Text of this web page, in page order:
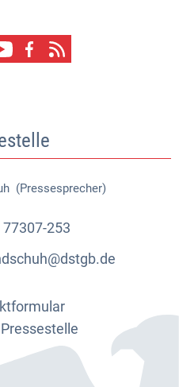
(Pressesprecher)
Alexander Handschuh
253